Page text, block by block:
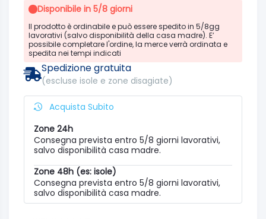
Disponibile in 5/8 giorni
Il prodotto è ordinabile e può essere spedito in 5/8gg
lavorativi (salvo disponibilità della casa madre). E’
possibile completare l'ordine, la merce verrà ordinata e
spedita nei tempi indicati
Spedizione gratuita
(escluse isole e zone disagiate)
Acquista Subito
Zone 24h
Consegna prevista entro 5/8 giorni lavorativi,
salvo disponibilità casa madre.
Zone 48h (es: isole)
Consegna prevista entro 5/8 giorni lavorativi,
salvo disponibilità casa madre.